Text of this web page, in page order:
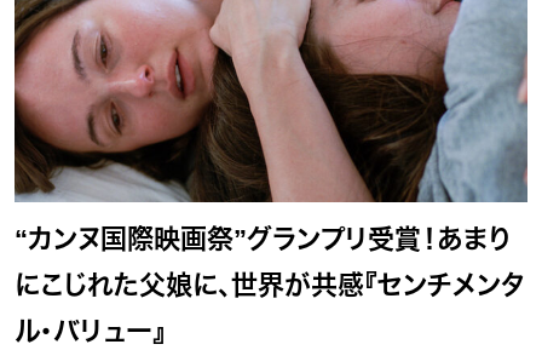
“カンヌ国際映画祭”グランプリ受賞！あまり
にこじれた父娘に、世界が共感『センチメンタ
ル・バリュー』